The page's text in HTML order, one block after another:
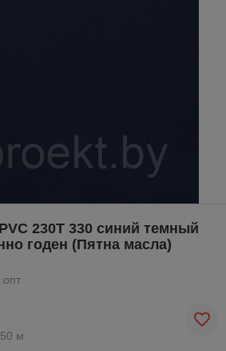
230Т 330 синий темный
годен (Пятна масла)
опт
м